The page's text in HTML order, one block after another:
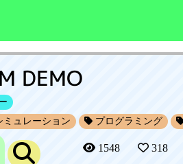
DEMO
ミュレーション プログラミング
1548 318